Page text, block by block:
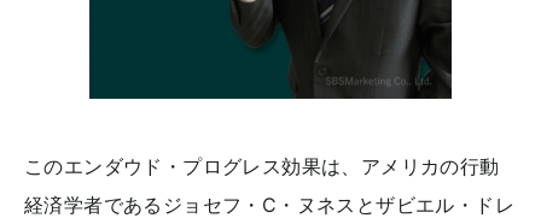
このエンダウド・プログレス効果は、アメリカの行動
経済学者であるジョセフ・C・ヌネスとザビエル・ドレ